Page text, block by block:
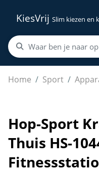
KiesVrij Slim kiezen en
Home Sport
Hop-Sport
Hop-Sport
Thuis HS-